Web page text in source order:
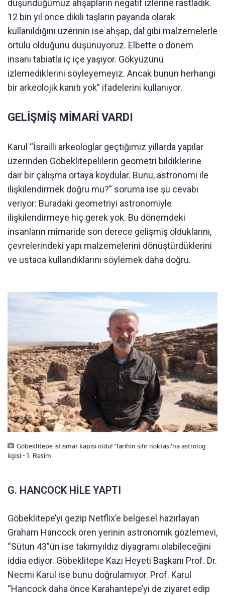
düşündüğümüz ahşapların negatif izlerine rastladık.
12 bin yıl önce dikili taşların payanda olarak
kullanıldığını üzerinin ise ahşap, dal gibi malzemelerle
örtülü olduğunu düşünüyoruz. Elbette o dönem
insanı tabiatla iç içe yaşıyor. Gökyüzünü
izlemediklerini söyleyemeyiz. Ancak bunun herhangi
bir arkeolojik kanıtı yok” ifadelerini kullanıyor.
GELİŞMİŞ MİMARİ VARDI
Karul “İsrailli arkeologlar geçtiğimiz yıllarda yapılar
üzerinden Göbeklitepelilerin geometri bildiklerine
dair bir çalışma ortaya koydular. Bunu, astronomi ile
ilişkilendirmek doğru mu?” soruma ise şu cevabı
veriyor: Buradaki geometriyi astronomiyle
ilişkilendirmeye hiç gerek yok. Bu dönemdeki
insanların mimaride son derece gelişmiş olduklarını,
çevrelerindeki yapı malzemelerini dönüştürdüklerini
ve ustaca kullandıklarını söylemek daha doğru.
Göbeklitepe istismar kapısı oldu! ‘Tarihin sıfır noktası'na astrolog
ilgisi - 1. Resim
G. HANCOCK HİLE YAPTI
Göbeklitepe’yi gezip Netflix’e belgesel hazırlayan
Graham Hancock ören yerinin astronomik gözlemevi,
“Sütun 43”ün ise takımyıldız diyagramı olabileceğini
iddia ediyor. Göbeklitepe Kazı Heyeti Başkanı Prof. Dr.
Necmi Karul ise bunu doğrulamıyor. Prof. Karul
“Hancock daha önce Karahantepe’yi de ziyaret edip